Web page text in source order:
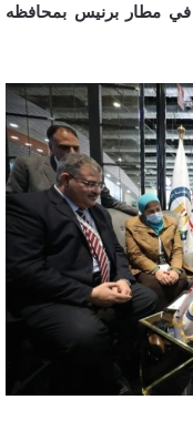
في مطار برنيس بمحافظه